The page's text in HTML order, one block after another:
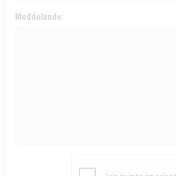
Meddelande: